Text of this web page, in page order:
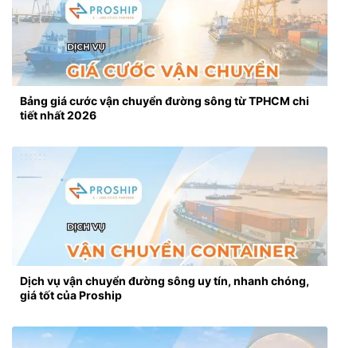
Bảng giá cước vận chuyển đường sông từ TPHCM chi
tiết nhất 2026
Dịch vụ vận chuyển đường sông uy tín, nhanh chóng,
giá tốt của Proship